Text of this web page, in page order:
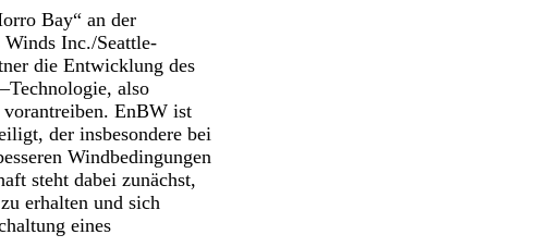
Bay“ an der
Inc./Seattle-
die Entwicklung des
also
EnBW ist
der insbesondere bei
Windbedingungen
steht dabei zunächst,
erhalten und sich
eines